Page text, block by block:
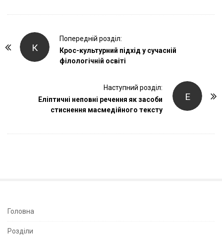
К
Попередній розділ:
Крос-культурний підхід у сучасній
філологічній освіті
Е
Наступний розділ:
Еліптичні неповні речення як засоби
стиснення масмедійного тексту
S
Головна
Розділи